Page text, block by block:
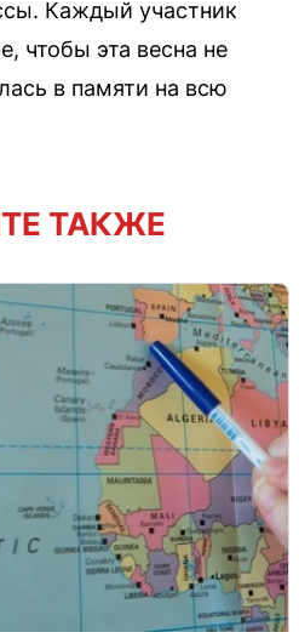
Каждый участник
чтобы эта весна не
в памяти на всю
ТАКЖЕ